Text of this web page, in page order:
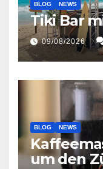
BLOG NEWS
Tiki Bar
09/08/2026
BLOG NEWS
um den